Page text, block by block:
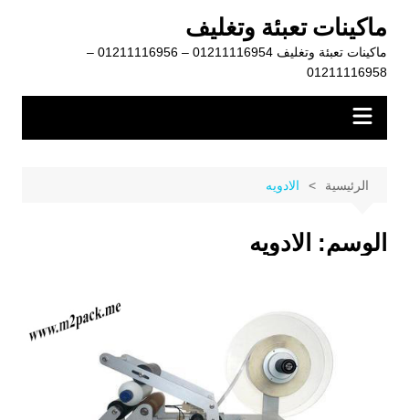
المحتوى
ماكينات تعبئة وتغليف
ماكينات تعبئة وتغليف 01211116954 – 01211116956 –
01211116958
الرئيسية الادويه
الوسم: الادويه